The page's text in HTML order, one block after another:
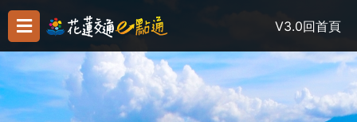
V3.0回首頁